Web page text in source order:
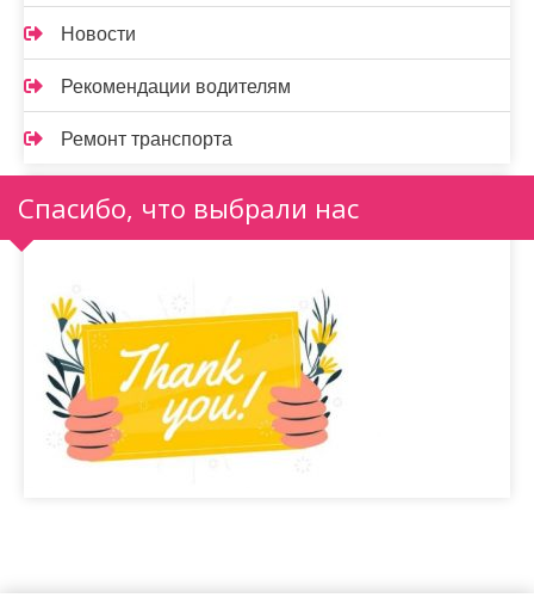
Новости
Рекомендации водителям
Ремонт транспорта
Спасибо, что выбрали нас